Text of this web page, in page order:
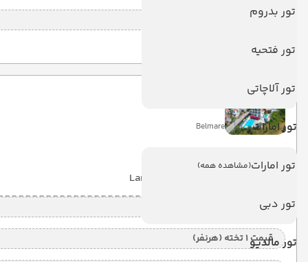
تور بدروم
تور فتحیه
تور آلاچاتی
تور امارات
تور امارات(مشاهده همه)
تور دبی
تور مالدیو
قیمت کودک بدون تخت (هرنفر)
Belmare
Land View
قیمت 2 تخته (هرنفر)
قیمت 1 تخته (هرنفر)